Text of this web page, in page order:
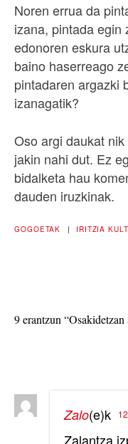
Noren errua da
izana, pintada egin
edonoren eskura
baino haserreago
pintadaren argazki
izanagatik?
Oso argi daukat
jakin nahi dut. Ez
bidalketa hau
dauden iruzkinak.
GOGOETAK | IRITZIA
9 erantzun
Zalo(e)k
Zalantza